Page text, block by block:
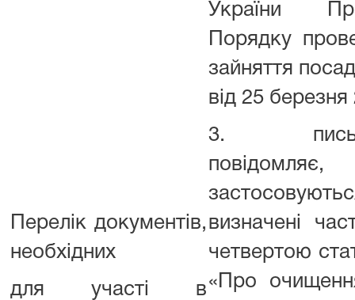
Перелік документів,
необхідних
для участі в
України
Порядку
зайняття
від 25
3.
визначені
четвертою
«Про